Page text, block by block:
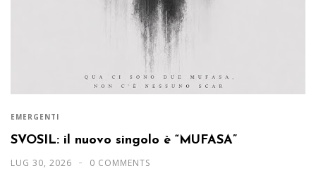
EMERGENTI
SVOSIL: il nuovo singolo è “MUFASA”
LUG 30, 2026 0 COMMENTS